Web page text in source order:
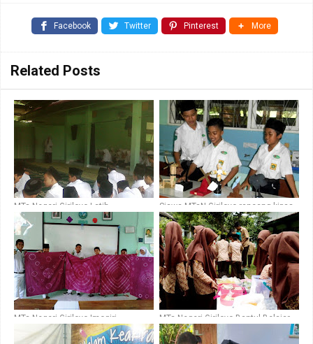
Facebook Twitter Pinterest More
Related Posts
MTs Negeri Giriloyo Latih
Kepercayaan Diri Siswa melalui
Kultum Kamis Pagi
Siswa MTsN Giriloyo rancang kipas
angin dari barang bekas
MTs Negeri Giriloyo Imogiri
Kenalkan Batik Jumputan melalui
Pelajaran SBK
MTs Negeri Giriloyo Bantul Belajar
Wirausaha melalui Market Day